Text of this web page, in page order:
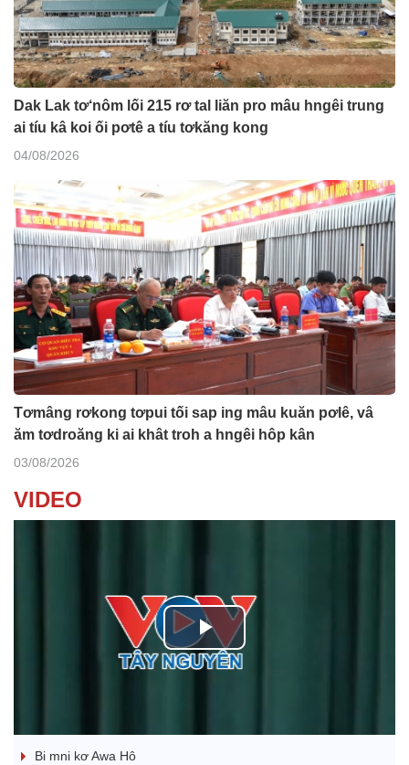
Dak Lak tơ‘nôm lối 215 rơ tal liăn pro mâu hngêi trung
ai tíu kâ koi ối pơtê a tíu tơkăng kong
04/08/2026
Tơmâng rơkong tơpui tối sap ing mâu kuăn pơlê, vâ
ăm tơdroăng ki ai khât troh a hngêi hôp kân
03/08/2026
VIDEO
P
a
Bi mni kơ Awa Hô